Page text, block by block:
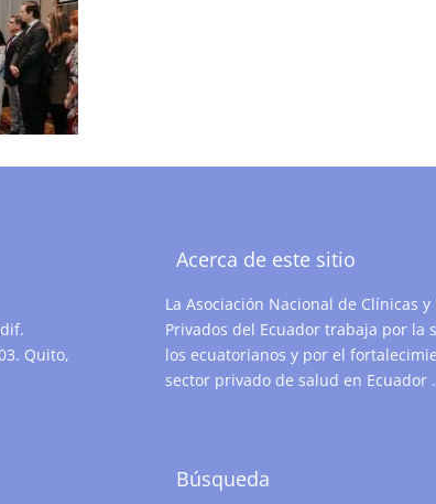
Quito,
Acerca de este sitio
La Asociación Nacional de Clínicas y
Privados del Ecuador trabaja por la
los ecuatorianos y por el
sector privado de salud en Ecuador .
Búsqueda